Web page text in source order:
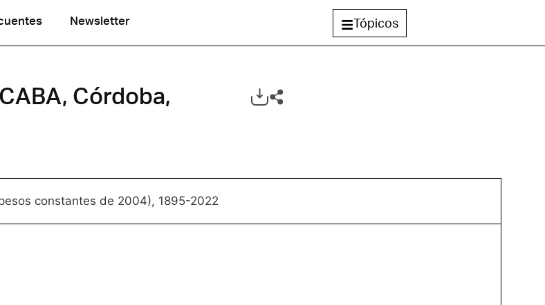
Newsletter Tópicos
Córdoba,
constantes de 2004), 1895-2022